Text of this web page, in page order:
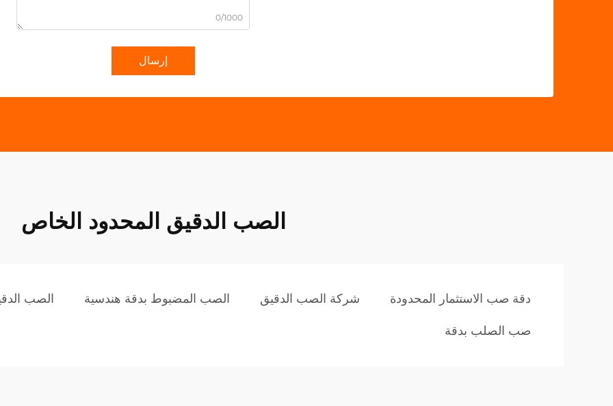
0/1000
إرسال
الصب الدقيق المحدود الخاص
دقة صب الاستثمار المحدودة شركة الصب الدقيق الصب المضبوط بدقة هندسية الصب
صب الصلب بدقة